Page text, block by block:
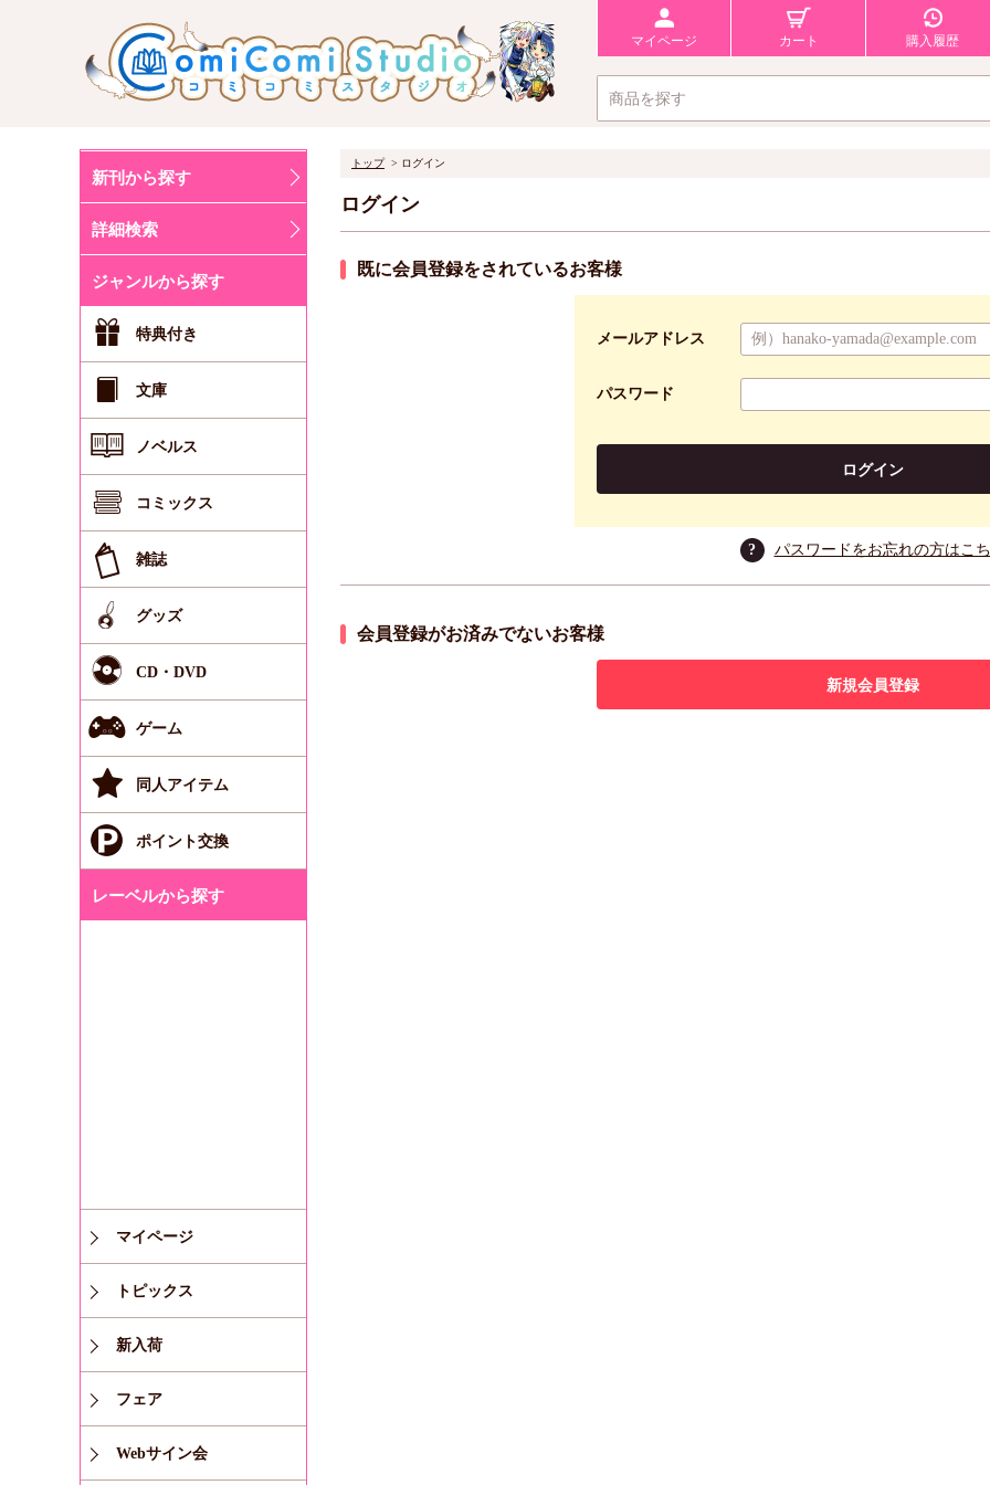
マイページ カート 購入履歴
新刊から探す
詳細検索
ジャンルから探す
特典付き
文庫
ノベルス
コミックス
雑誌
グッズ
CD・DVD
ゲーム
同人アイテム
ポイント交換
レーベルから探す
マイページ
トピックス
新入荷
フェア
Webサイン会
トップ ログイン
ログイン
既に会員登録をされているお客様
メールアドレス
パスワード
ログイン
? パスワードをお忘れの方はこ
会員登録がお済みでないお客様
新規会員登録